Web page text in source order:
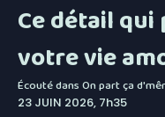
Ce détail
votre vie
Écouté dansOn part ça
23 JUIN 2026, 7h35